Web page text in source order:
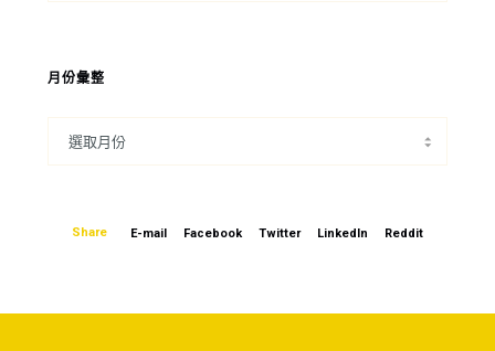
月份彙整
Share E-mail Facebook Twitter LinkedIn Reddit